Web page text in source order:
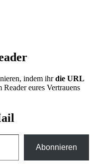
indem ihrdie URL
Reader eures Vertrauens
Abonnieren